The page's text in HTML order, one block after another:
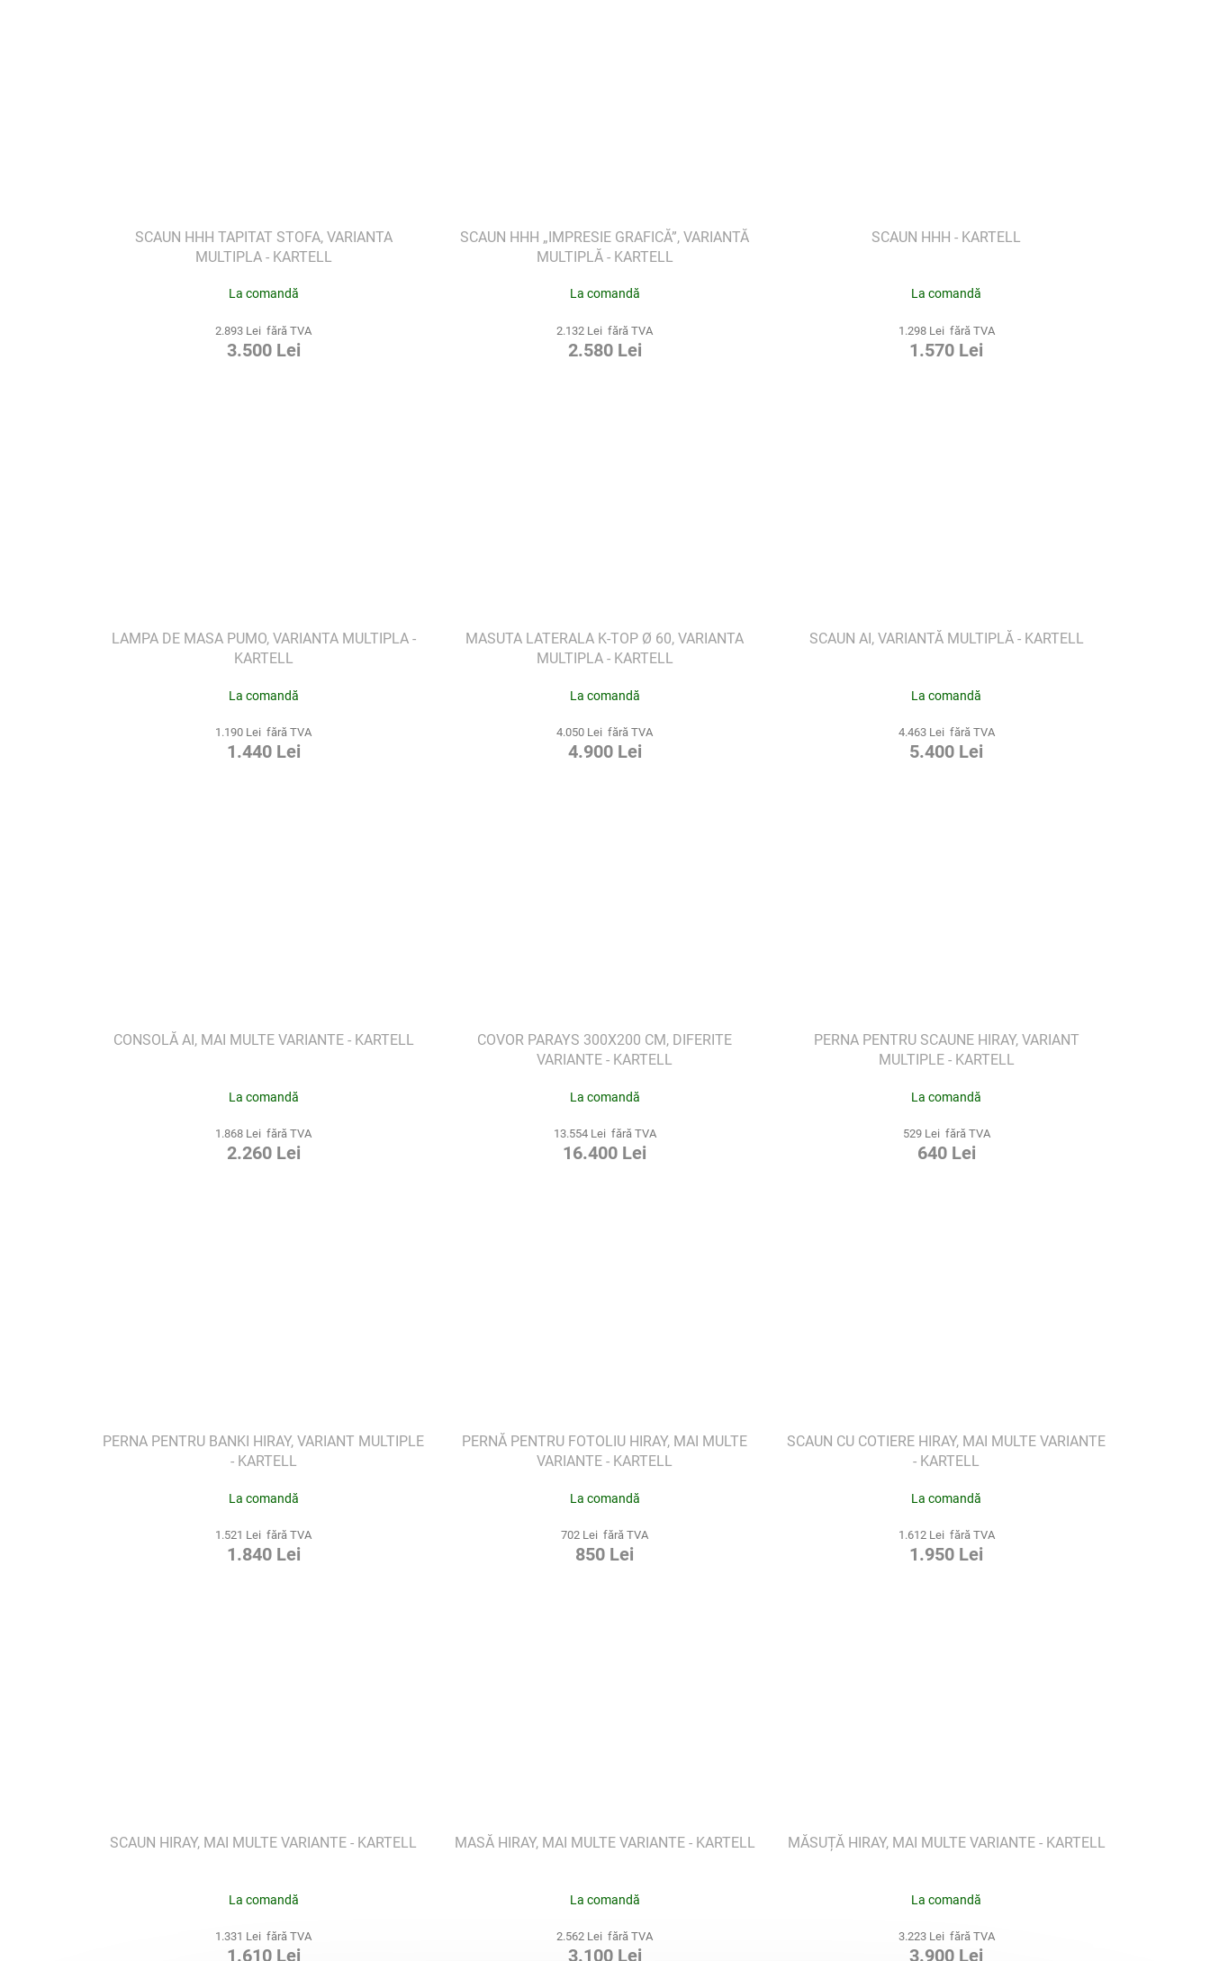
SCAUN HHH TAPITAT STOFA, VARIANTA
MULTIPLA - KARTELL
La comandă
2.893 Lei fără TVA
3.500 Lei
SCAUN HHH „IMPRESIE GRAFICĂ”, VARIANTĂ
MULTIPLĂ - KARTELL
La comandă
2.132 Lei fără TVA
2.580 Lei
SCAUN HHH - KARTELL
La comandă
1.298 Lei fără TVA
1.570 Lei
LAMPA DE MASA PUMO, VARIANTA MULTIPLA -
KARTELL
La comandă
1.190 Lei fără TVA
1.440 Lei
MASUTA LATERALA K-TOP Ø 60, VARIANTA
MULTIPLA - KARTELL
La comandă
4.050 Lei fără TVA
4.900 Lei
SCAUN AI, VARIANTĂ MULTIPLĂ - KARTELL
La comandă
4.463 Lei fără TVA
5.400 Lei
CONSOLĂ AI, MAI MULTE VARIANTE - KARTELL
La comandă
1.868 Lei fără TVA
2.260 Lei
COVOR PARAYS 300X200 CM, DIFERITE
VARIANTE - KARTELL
La comandă
13.554 Lei fără TVA
16.400 Lei
PERNA PENTRU SCAUNE HIRAY, VARIANT
MULTIPLE - KARTELL
La comandă
529 Lei fără TVA
640 Lei
PERNA PENTRU BANKI HIRAY, VARIANT MULTIPLE
- KARTELL
La comandă
1.521 Lei fără TVA
1.840 Lei
PERNĂ PENTRU FOTOLIU HIRAY, MAI MULTE
VARIANTE - KARTELL
La comandă
702 Lei fără TVA
850 Lei
SCAUN CU COTIERE HIRAY, MAI MULTE VARIANTE
- KARTELL
La comandă
1.612 Lei fără TVA
1.950 Lei
SCAUN HIRAY, MAI MULTE VARIANTE - KARTELL
La comandă
1.331 Lei fără TVA
1.610 Lei
MASĂ HIRAY, MAI MULTE VARIANTE - KARTELL
La comandă
2.562 Lei fără TVA
3.100 Lei
MĂSUȚĂ HIRAY, MAI MULTE VARIANTE - KARTELL
La comandă
3.223 Lei fără TVA
3.900 Lei